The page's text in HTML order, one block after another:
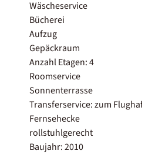
Wäscheservice
Bücherei
Aufzug
Gepäckraum
Anzahl Etagen: 4
Roomservice
Sonnenterrasse
Transferservice: zum
Fernsehecke
rollstuhlgerecht
Baujahr: 2010